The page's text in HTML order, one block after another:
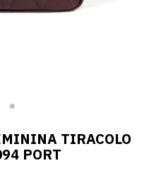
TIRACOLO
PORT